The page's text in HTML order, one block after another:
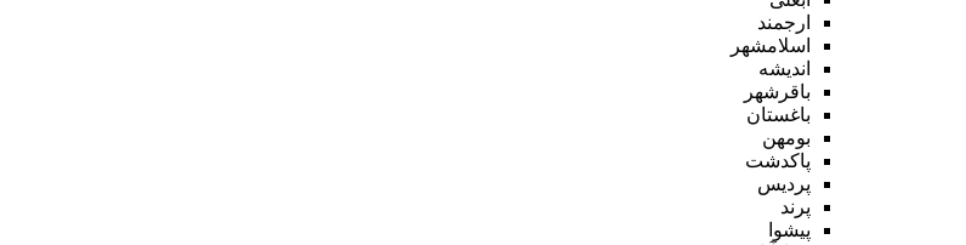
ارجمند
اسلامشهر
اندیشه
باقرشهر
باغستان
بومهن
پاکدشت
پردیس
پرند
پیشوا